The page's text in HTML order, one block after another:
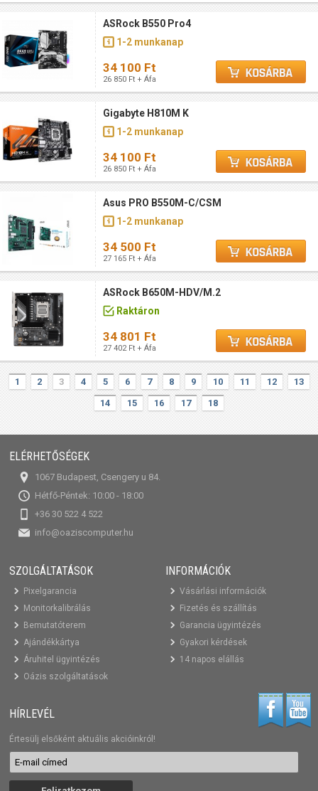
ASRock B550 Pro4
1-2 munkanap
34 100 Ft
26 850 Ft + Áfa
Gigabyte H810M K
1-2 munkanap
34 100 Ft
26 850 Ft + Áfa
Asus PRO B550M-C/CSM
1-2 munkanap
34 500 Ft
27 165 Ft + Áfa
ASRock B650M-HDV/M.2
Raktáron
34 801 Ft
27 402 Ft + Áfa
1 2 3 4 5 6 7 8 9 10 11 12
13
14
15 16 17 18
ELÉRHETŐSÉGEK
1067 Budapest, Csengery u 84.
Hétfő-Péntek: 10:00 - 18:00
+36 30 522 4 522
info@oaziscomputer.hu
SZOLGÁLTATÁSOK
Pixelgarancia
Monitorkalibrálás
Bemutatóterem
Ajándékkártya
Áruhitel ügyintézés
Oázis szolgáltatások
INFORMÁCIÓK
Vásárlási információk
Fizetés és szállítás
Garancia ügyintézés
Gyakori kérdések
14 napos elállás
HÍRLEVÉL
Értesülj elsőként aktuális akcióinkról!